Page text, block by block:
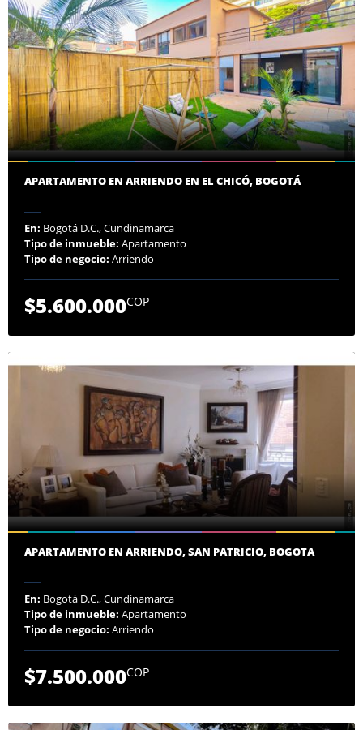
APARTAMENTO EN ARRIENDO EN EL CHICÓ, BOGOTÁ
En: Bogotá D.C., Cundinamarca
Tipo de inmueble: Apartamento
Tipo de negocio: Arriendo
$5.600.000COP
APARTAMENTO EN ARRIENDO, SAN PATRICIO, BOGOTA
En: Bogotá D.C., Cundinamarca
Tipo de inmueble: Apartamento
Tipo de negocio: Arriendo
$7.500.000COP